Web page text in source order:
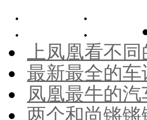
上凤凰看不
最新最全的车
凤凰最牛的汽
两个和尚锵锵